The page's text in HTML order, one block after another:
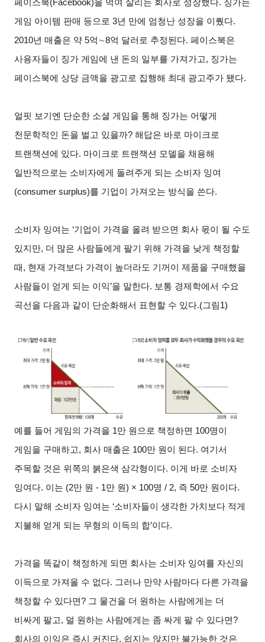
페이스북(Facebook)을 먹여 살리는 회사로 성장했다. 징가는
게임 아이템 판매 등으로 3년 만에 엄청난 성장을 이뤘다.
2010년 매출은 약 5억∼8억 달러로 추정된다. 페이스북은
사용자들이 징가 게임에 낸 돈의 일부를 가져가고, 징가는
페이스북에 상당 금액을 광고로 집행해 최대 광고주가 됐다.
얼핏 보기엔 단순한 소셜 게임을 통해 징가는 어떻게
천문학적인 돈을 벌고 있을까? 해답은 바로 마이크로
트랜잭션에 있다. 마이크로 트랜잭션 모델을 채용해
일반적으로는 소비자에게 돌려주게 되는 소비자 잉여
(consumer surplus)를 기업이 가져오는 방식을 쓴다.
소비자 잉여는 ‘기업이 가격을 올려 받으면 회사 몫이 될 수도
있지만, 더 많은 사람들에게 팔기 위해 가격을 낮게 책정할
때, 현재 가격보다 가격이 높더라도 기꺼이 제품을 구매했을
사람들이 얻게 되는 이익’을 말한다. 보통 경제학에서 수요
곡선을 다음과 같이 단순화해서 표현할 수 있다.(그림1)
예를 들어 게임의 가격을 1만 원으로 책정하면 100명이
게임을 구매하고, 회사 매출은 100만 원이 된다. 여기서
주목할 것은 위쪽의 붉은색 삼각형이다. 이게 바로 소비자
잉여다. 이는 (2만 원 - 1만 원) × 100명 / 2, 즉 50만 원이다.
다시 말해 소비자 잉여는 ‘소비자들이 생각한 가치보다 적게
지불해 얻게 되는 무형의 이득의 합’이다.
가격을 똑같이 책정하게 되면 회사는 소비자 잉여를 자신의
이득으로 가져올 수 없다. 그러나 만약 사람마다 다른 가격을
책정할 수 있다면? 그 물건을 더 원하는 사람에게는 더
비싸게 팔고, 덜 원하는 사람에게는 좀 싸게 팔 수 있다면?
회사의 이익은 즉시 커진다. 쉽지는 않지만 불가능한 것은